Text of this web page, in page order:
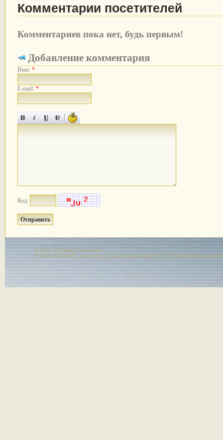
Комментарии посетителей
Комментариев пока нет, будь первым!
Добавление комментария
Имя: *
E-mail: *
Код:
© 2011 All Rights Reserved.
EuroDomovoy.RU - каталог схем для радиолюбителя. Техническая